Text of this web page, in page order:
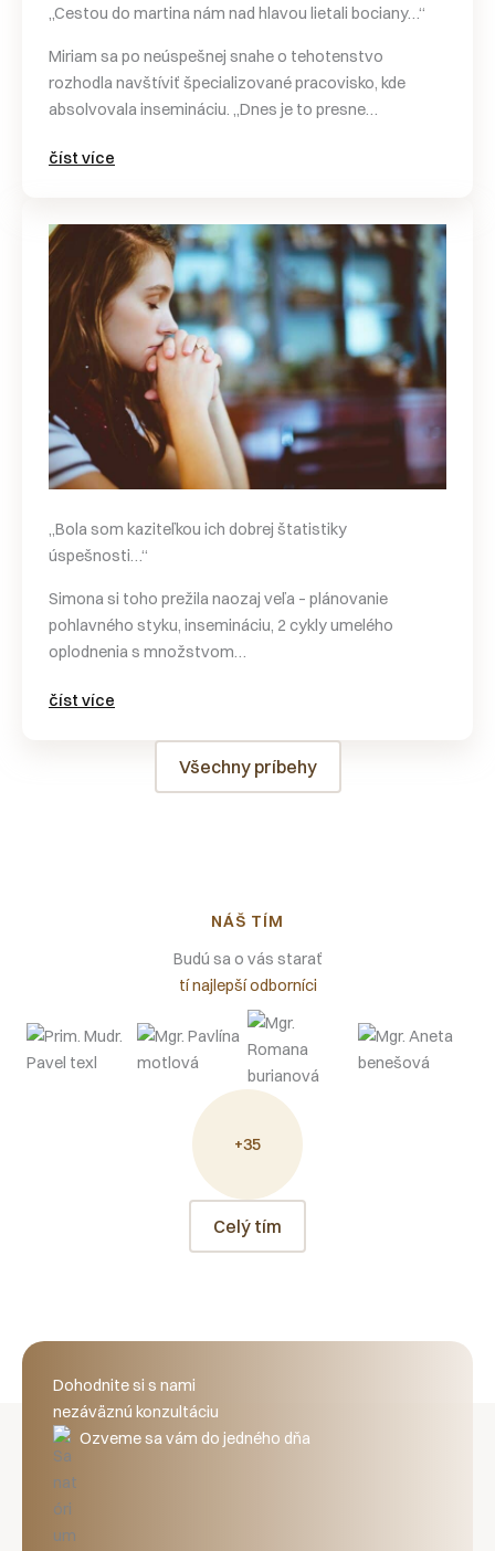
„Cestou do martina nám nad hlavou lietali bociany…“
Miriam sa po neúspešnej snahe o tehotenstvo
rozhodla navštíviť špecializované pracovisko, kde
absolvovala insemináciu. „Dnes je to presne…
číst více
„Bola som kaziteľkou ich dobrej štatistiky
úspešnosti…“
Simona si toho prežila naozaj veľa – plánovanie
pohlavného styku, insemináciu, 2 cykly umelého
oplodnenia s množstvom…
číst více
Všechny príbehy
NÁŠ TÍM
Budú sa o vás starať
tí najlepší odborníci
+35
Celý tím
Dohodnite si s nami
nezáväznú konzultáciu
Ozveme sa vám do jedného dňa